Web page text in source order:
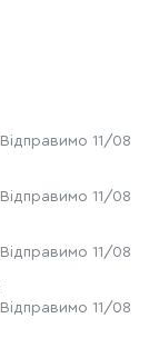
Відправимо 11/08
Відправимо 11/08
Відправимо 11/08
Відправимо 11/08